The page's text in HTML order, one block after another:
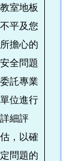
教室地板
不平及您
所擔心的
安全問題
委託專業
單位進行
詳細評
估，以確
定問題的